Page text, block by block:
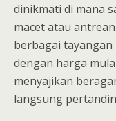
dinikmati di mana
macet atau
berbagai
dengan harga
menyajikan
langsung